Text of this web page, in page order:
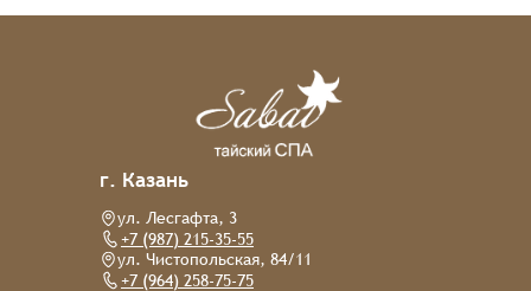
г. Казань
ул. Лесгафта, 3
+7 (987) 215-35-55
ул. Чистопольская, 84/11
+7 (964) 258-75-75